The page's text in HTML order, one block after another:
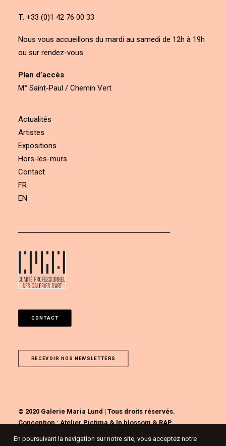
T. +33 (0)1 42 76 00 33
Nous vous accueillons du mardi au samedi de 12h à 19h
ou sur rendez-vous.
Plan d’accès
M° Saint-Paul / Chemin Vert
Actualités
Artistes
Expositions
Hors-les-murs
Contact
FR
EN
CONTACT
RECEVOIR NOS NEWSLETTERS
© 2020 Galerie Maria Lund | Tous droits réservés.
Conception :Atelier Pictima&In blossom&RAP
En poursuivant la navigation sur notre site, vous acceptez notre